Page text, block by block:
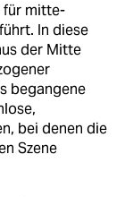
für mitte-
In diese
der Mitte
begangene
bei denen die
Szene